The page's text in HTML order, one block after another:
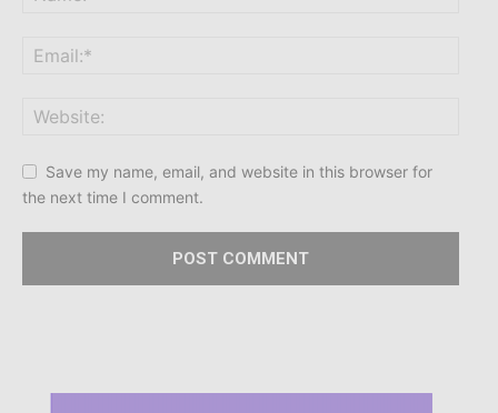
Save my name, email, and website in this browser for
the next time I comment.